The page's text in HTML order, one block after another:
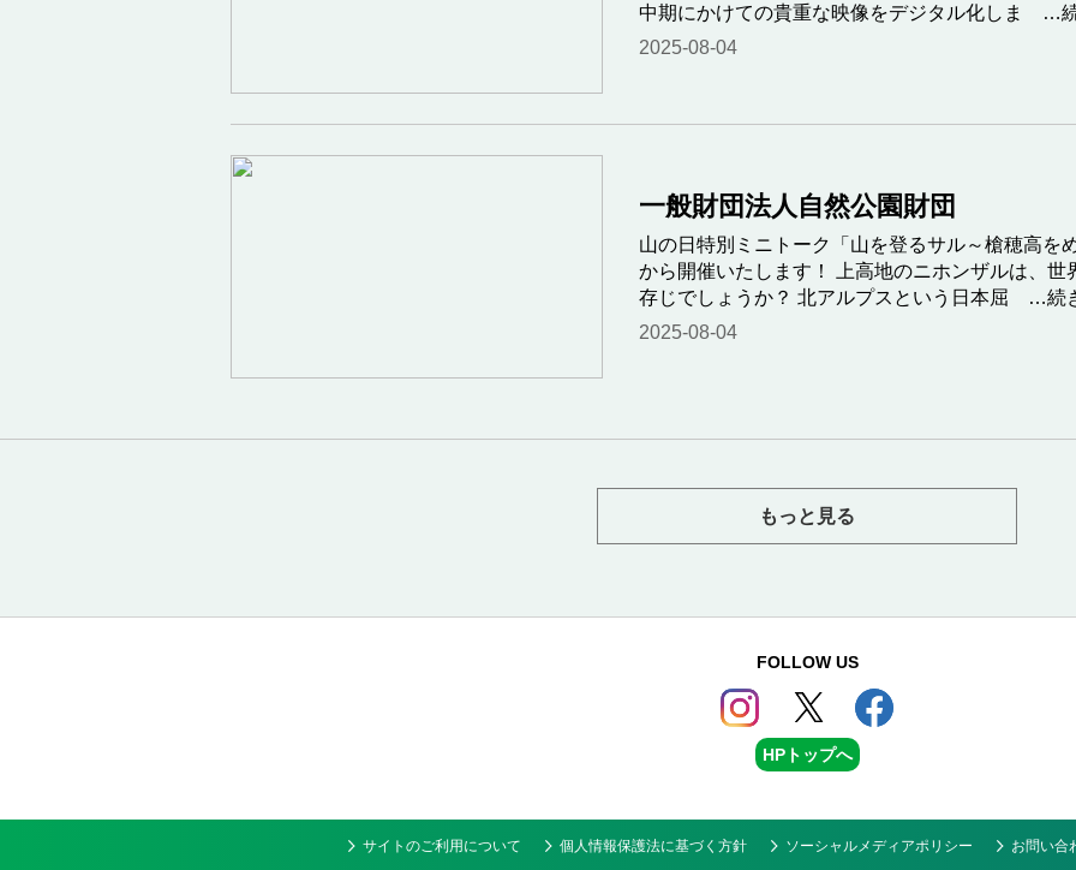
中期にかけての貴重な映像をデジタル化しま
…続
2025-08-04
一般財団法人自然公園財団
山の日特別ミニトーク「山を登るサル～槍穂高を
から開催いたします！ 上高地のニホンザルは、
存じでしょうか？ 北アルプスという日本屈 …続
2025-08-04
もっと見る
FOLLOW US
HPトップへ
サイトのご利用について 個人情報保護法に基づく方針 ソーシャルメディアポリシー お問い合